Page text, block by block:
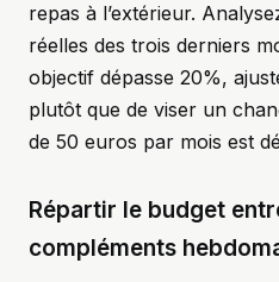
repas à l’extérieur.
réelles des trois derniers
objectif dépasse 20%,
plutôt que de viser un
de 50 euros par mois est
Répartir le budget
compléments